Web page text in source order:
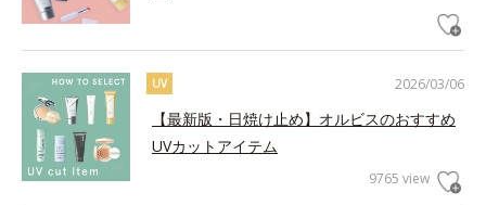
2026/03/06
UV
【最新版・日焼け止め】オルビスのおすすめ
UVカットアイテム
9765 view